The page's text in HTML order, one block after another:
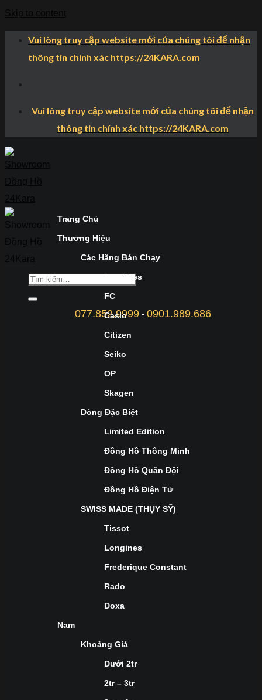
Vui lòng truy cập website mới của chúng tôi để nhận
thông tin chính xác https://24KARA.com
Vui lòng truy cập website mới của chúng tôi để nhận
thông tin chính xác https://24KARA.com
077.852.9999- 0901.989.686
Trang Chủ
Thương Hiệu
Các Hãng Bán Chạy
Longines
FC
Casio
Citizen
Seiko
OP
Skagen
Dòng Đặc Biệt
Limited Edition
Đồng Hồ Thông Minh
Đồng Hồ Quân Đội
Đồng Hồ Điện Tử
SWISS MADE (THỤY SỸ)
Tissot
Longines
Frederique Constant
Rado
Doxa
Nam
Khoảng Giá
Dưới 2tr
2tr – 3tr